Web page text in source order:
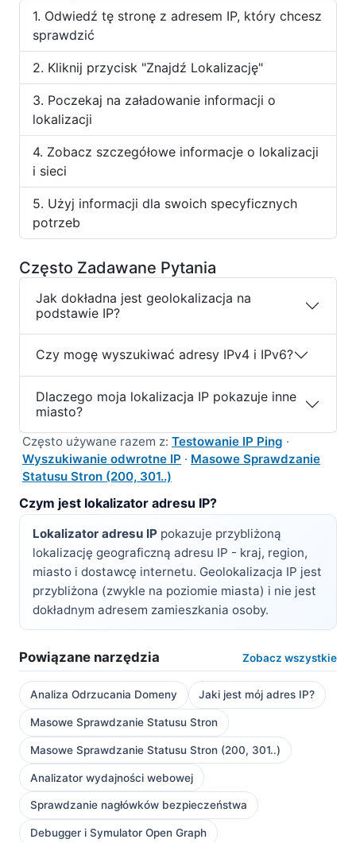
Odwiedź tę stronę z adresem IP, który chcesz
sprawdzić
Kliknij przycisk "Znajdź Lokalizację"
Poczekaj na załadowanie informacji o
lokalizacji
Zobacz szczegółowe informacje o lokalizacji
i sieci
Użyj informacji dla swoich specyficznych
potrzeb
Często Zadawane Pytania
Jak dokładna jest geolokalizacja na
podstawie IP?
Czy mogę wyszukiwać adresy IPv4 i IPv6?
Dlaczego moja lokalizacja IP pokazuje inne
miasto?
Często używane razem z: Testowanie IP Ping ·
Wyszukiwanie odwrotne IP · Masowe Sprawdzanie
Statusu Stron (200, 301..)
Czym jest lokalizator adresu IP?
Lokalizator adresu IP pokazuje przybliżoną
lokalizację geograficzną adresu IP - kraj, region,
miasto i dostawcę internetu. Geolokalizacja IP jest
przybliżona (zwykle na poziomie miasta) i nie jest
dokładnym adresem zamieszkania osoby.
Powiązane narzędzia Zobacz wszystkie
Analiza Odrzucania Domeny Jaki jest mój adres IP?
Masowe Sprawdzanie Statusu Stron
Masowe Sprawdzanie Statusu Stron (200, 301..)
Analizator wydajności webowej
Sprawdzanie nagłówków bezpieczeństwa
Debugger i Symulator Open Graph